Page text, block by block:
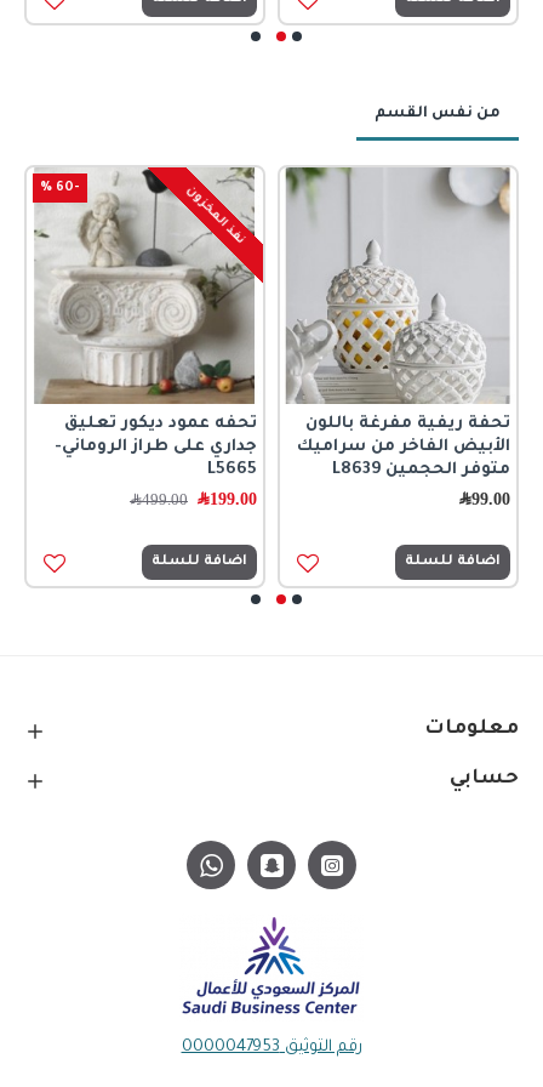
من نفس القسم
تحفة ريفية مفرغة باللون
الأبيض الفاخر من سراميك
متوفر الحجمين L8639
99.00﷼
اضافة للسلة
-60 % نفذ المخزون
تحفه عمود ديكور تعليق
جداري على طراز الروماني-
L5665
199.00﷼ 499.00﷼
اضافة للسلة
معلومات
حسابي
رقم التوثيق 0000047953